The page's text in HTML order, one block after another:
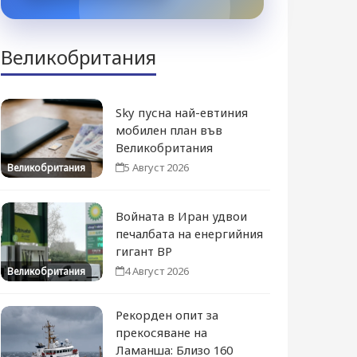
Великобритания
Великобритания
Sky пусна най-евтиния
мобилен план във
Великобритания
5 Август 2026
Великобритания
Войната в Иран удвои
печалбата на енергийния
гигант BP
4 Август 2026
Рекорден опит за
прекосяване на
Ламанша: Близо 160